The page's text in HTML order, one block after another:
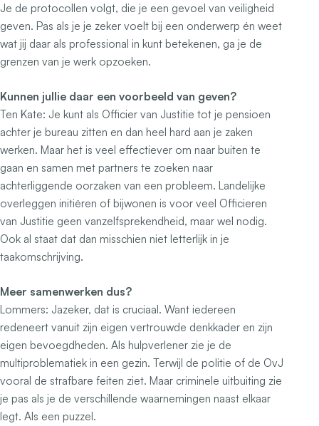
Je de protocollen volgt, die je een gevoel van veiligheid
geven. Pas als je je zeker voelt bij een onderwerp én weet
wat jij daar als professional in kunt betekenen, ga je de
grenzen van je werk opzoeken.
Kunnen jullie daar een voorbeeld van geven?
Ten Kate: Je kunt als Officier van Justitie tot je pensioen
achter je bureau zitten en dan heel hard aan je zaken
werken. Maar het is veel effectiever om naar buiten te
gaan en samen met partners te zoeken naar
achterliggende oorzaken van een probleem. Landelijke
overleggen initiëren of bijwonen is voor veel Officieren
van Justitie geen vanzelfsprekendheid, maar wel nodig.
Ook al staat dat dan misschien niet letterlijk in je
taakomschrijving.
Meer samenwerken dus?
Lommers: Jazeker, dat is cruciaal. Want iedereen
redeneert vanuit zijn eigen vertrouwde denkkader en zijn
eigen bevoegdheden. Als hulpverlener zie je de
multiproblematiek in een gezin. Terwijl de politie of de OvJ
vooral de strafbare feiten ziet. Maar criminele uitbuiting zie
je pas als je de verschillende waarnemingen naast elkaar
legt. Als een puzzel.